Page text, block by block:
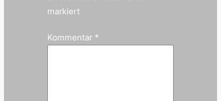
markiert
Kommentar *